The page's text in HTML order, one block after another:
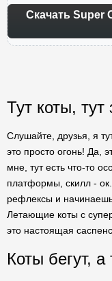
Скачать Super
Тут коты,
Слушайте, друзья, я
это просто огонь! Да,
мне, тут есть что-то
платформы, скилл -
рефлексы и
Летающие коты с
это настоящая
Коты бегут,